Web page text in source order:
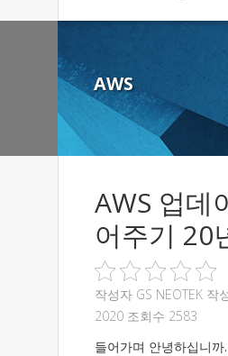
AWS
AWS 업데
어주기 20
작성자 GS NEOTEK 작
2020 조회수 2583
들어가며 안녕하십니까